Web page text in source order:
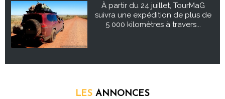
À partir du 24 juillet, TourMaG
suivra une expédition de plus de
5 000 kilomètres à travers...
LES ANNONCES